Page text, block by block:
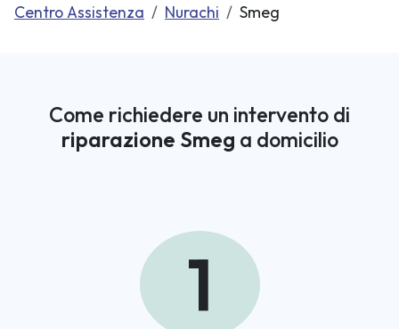
Centro Assistenza Nurachi Smeg
Come richiedere un intervento di
riparazione Smeg a domicilio
1